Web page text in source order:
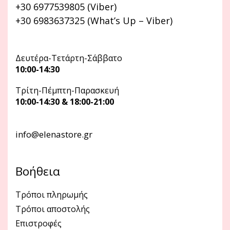
+30 6977539805 (Viber)
+30 6983637325 (What’s Up – Viber)
Δευτέρα-Τετάρτη-Σάββατο
10:00-14:30
Τρίτη-Πέμπτη-Παρασκευή
10:00-14:30 & 18:00-21:00
info@elenastore.gr
Βοήθεια
Τρόποι πληρωμής
Τρόποι αποστολής
Επιστροφές